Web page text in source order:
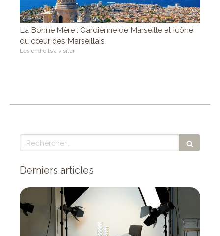
La Bonne Mère : Gardienne de Marseille et icône
du cœur des Marseillais
Les endroits à visiter
Rechercher
Derniers articles